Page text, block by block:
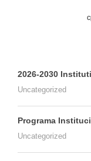
2026-2030
Uncategorized
Programa
Uncategorized